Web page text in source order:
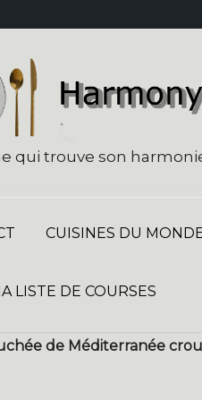
qui trouve son
CUISINES DU
LISTE DE COURSES
de Méditerranée